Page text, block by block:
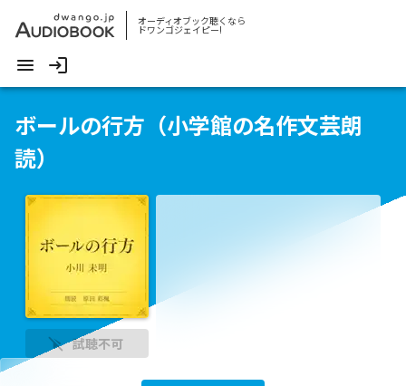
オーディオブック聴くなら
ドワンゴジェイピー!
ボールの行方（小学館の名作文芸朗
読）
試聴不可